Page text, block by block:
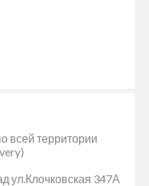
всей территории
ул.Клочковская 347А